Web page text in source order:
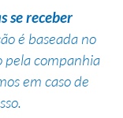
se receber
é baseada no
pela companhia
em caso de